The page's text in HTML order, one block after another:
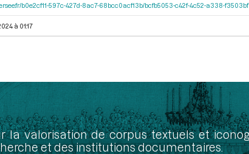
b0e2cf11-597c-427d-8ac7-68bcc0acf13b/bcfb5053-c42f-4c52-a338-
à 01:17
la valorisation de corpus textuels et
et des institutions documentaires.